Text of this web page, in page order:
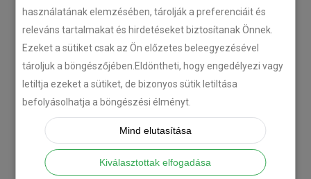
használatának elemzésében, tárolják a preferenciáit és
releváns tartalmakat és hirdetéseket biztosítanak Önnek.
Ezeket a sütiket csak az Ön előzetes beleegyezésével
tároljuk a böngészőjében.Eldöntheti, hogy engedélyezi vagy
letiltja ezeket a sütiket, de bizonyos sütik letiltása
befolyásolhatja a böngészési élményt.
Mind elutasítása
Kiválasztottak elfogadása